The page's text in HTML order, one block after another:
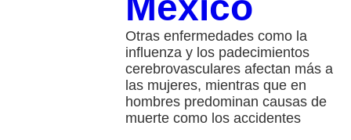
Otras enfermedades como la
influenza y los padecimientos
cerebrovasculares afectan más a
las mujeres, mientras que en
hombres predominan causas de
muerte como los accidentes